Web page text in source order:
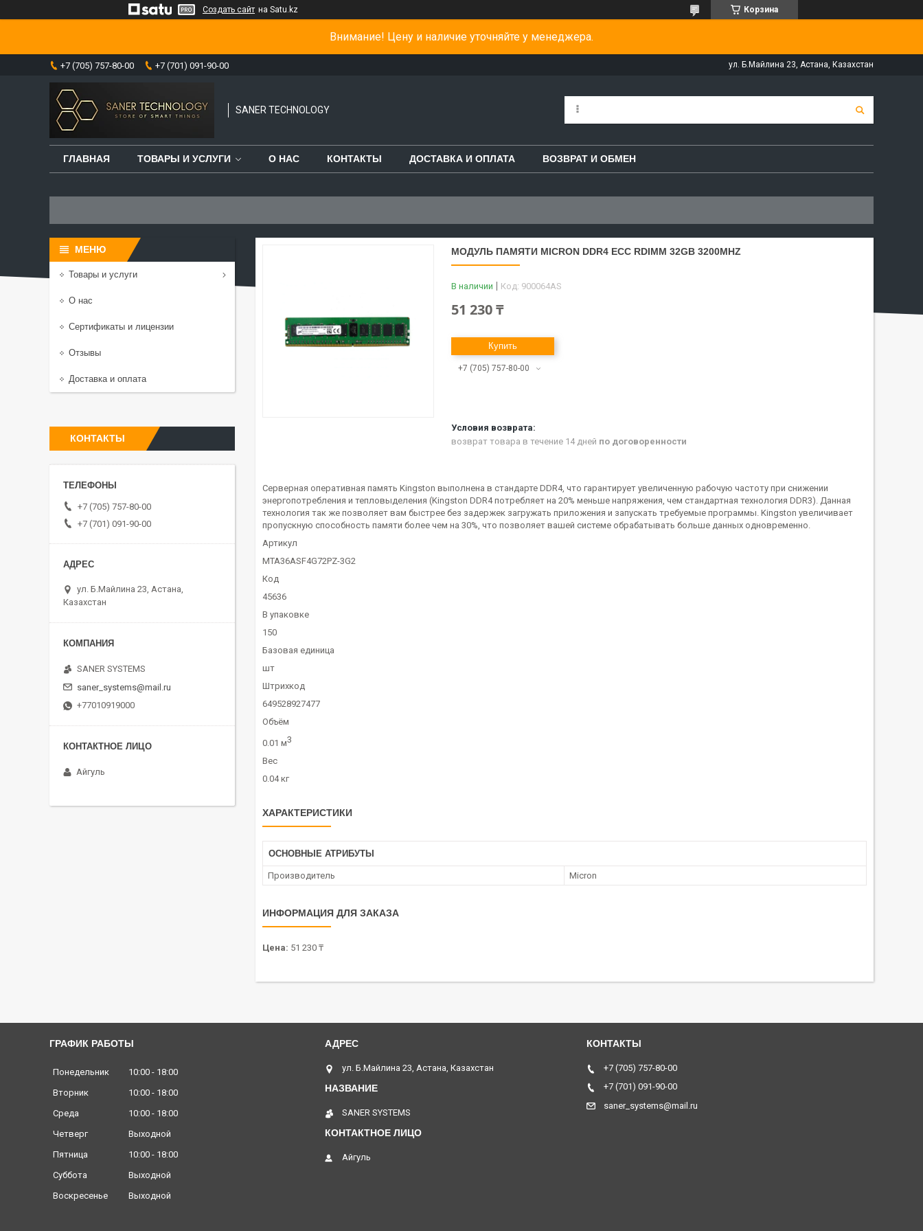
Создать сайт на Satu.kz Корзина
Внимание! Цену и наличие уточняйте у менеджера.
+7 (705) 757-80-00 +7 (701) 091-90-00 ул. Б.Майлина 23, Астана, Казахстан
SANER TECHNOLOGY
ГЛАВНАЯ ТОВАРЫ И УСЛУГИ О НАС КОНТАКТЫ ДОСТАВКА И ОПЛАТА ВОЗВРАТ И ОБМЕН
МОДУЛЬ ПАМЯТИ MICRON DDR4 ECC RDIMM 32GB 3200MHZ
В наличии Код: 900064AS
51 230 ₸
Купить
+7 (705) 757-80-00
возврат товара в течение 14 дней по договоренности
Серверная оперативная память Kingston выполнена в стандарте DDR4, что гарантирует увеличенную рабочую частоту при снижении
энергопотребления и тепловыделения (Kingston DDR4 потребляет на 20% меньше напряжения, чем стандартная технология DDR3). Данная
технология так же позволяет вам быстрее без задержек загружать приложения и запускать требуемые программы. Kingston увеличивает
пропускную способность памяти более чем на 30%, что позволяет вашей системе обрабатывать больше данных одновременно.
Артикул
MTA36ASF4G72PZ-3G2
Код
45636
В упаковке
150
Базовая единица
шт
Штрихкод
649528927477
Объём
0.01 м3
Вес
0.04 кг
ХАРАКТЕРИСТИКИ
ОСНОВНЫЕ АТРИБУТЫ
Производитель Micron
ИНФОРМАЦИЯ ДЛЯ ЗАКАЗА
Цена: 51 230 ₸
Товары и услуги
О нас
Сертификаты и лицензии
Отзывы
Доставка и оплата
КОНТАКТЫ
+7 (705) 757-80-00
+7 (701) 091-90-00
ул. Б.Майлина 23, Астана,
Казахстан
SANER SYSTEMS
saner_systems@mail.ru
+77010919000
Айгуль
ГРАФИК РАБОТЫ
Понедельник 10:00
18:00
Вторник
10:00
18:00
Среда
10:00
18:00
Четверг
Выходной
Пятница
10:00
18:00
Суббота
Выходной
Воскресенье
Выходной
ул. Б.Майлина 23, Астана, Казахстан
SANER SYSTEMS
Айгуль
+7 (705) 757-80-00
+7 (701) 091-90-00
saner_systems@mail.ru